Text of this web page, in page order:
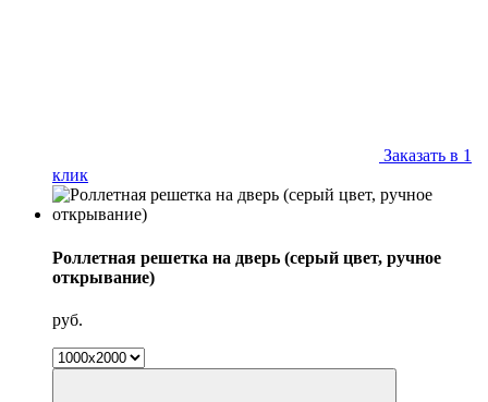
Заказать в 1
клик
Роллетная решетка на дверь (серый цвет, ручное
открывание)
руб.